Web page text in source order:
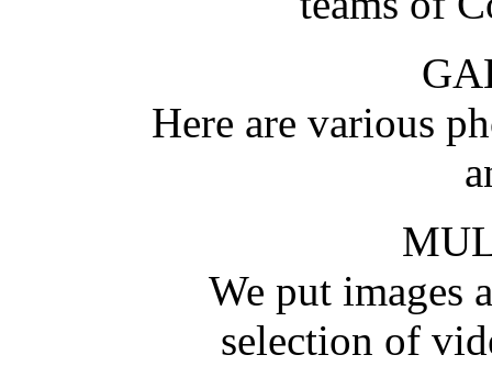
Here are various
We put images
selection of